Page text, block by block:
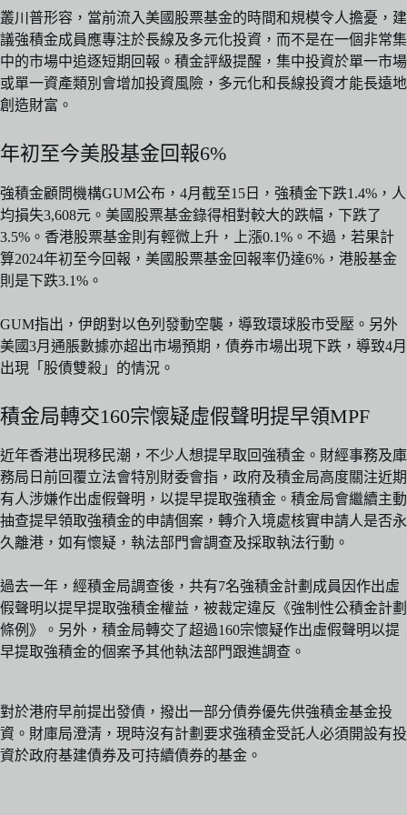
叢川普形容，當前流入美國股票基金的時間和規模令人擔憂，建
議強積金成員應專注於長線及多元化投資，而不是在一個非常集
中的市場中追逐短期回報。積金評級提醒，集中投資於單一市場
或單一資產類別會增加投資風險，多元化和長線投資才能長遠地
創造財富。
年初至今美股基金回報6%
強積金顧問機構GUM公布，4月截至15日，強積金下跌1.4%，人
均損失3,608元。美國股票基金錄得相對較大的跌幅，下跌了
3.5%。香港股票基金則有輕微上升，上漲0.1%。不過，若果計
算2024年初至今回報，美國股票基金回報率仍達6%，港股基金
則是下跌3.1%。
GUM指出，伊朗對以色列發動空襲，導致環球股市受壓。另外
美國3月通脹數據亦超出市場預期，債券市場出現下跌，導致4月
出現「股債雙殺」的情況。
積金局轉交160宗懷疑虛假聲明提早領MPF
近年香港出現移民潮，不少人想提早取回強積金。財經事務及庫
務局日前回覆立法會特別財委會指，政府及積金局高度關注近期
有人涉嫌作出虛假聲明，以提早提取強積金。積金局會繼續主動
抽查提早領取強積金的申請個案，轉介入境處核實申請人是否永
久離港，如有懷疑，執法部門會調查及採取執法行動。
過去一年，經積金局調查後，共有7名強積金計劃成員因作出虛
假聲明以提早提取強積金權益，被裁定違反《強制性公積金計劃
條例》。另外，積金局轉交了超過160宗懷疑作出虛假聲明以提
早提取強積金的個案予其他執法部門跟進調查。
對於港府早前提出發債，撥出一部分債券優先供強積金基金投
資。財庫局澄清，現時沒有計劃要求強積金受託人必須開設有投
資於政府基建債券及可持續債券的基金。